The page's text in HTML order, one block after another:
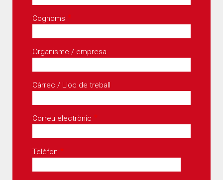
Cognoms
Organisme / empresa
Càrrec / Lloc de treball
Correu electrònic
Telèfon